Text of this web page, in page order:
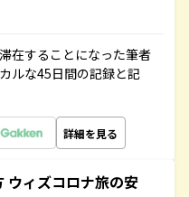
在することになった筆者
ルな45日間の記録と記
詳細を見る
ウィズコロナ旅の安